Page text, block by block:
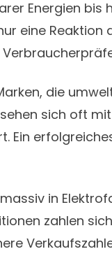
Energien bis
eine
die
sich oft
Ein
in
zahlen